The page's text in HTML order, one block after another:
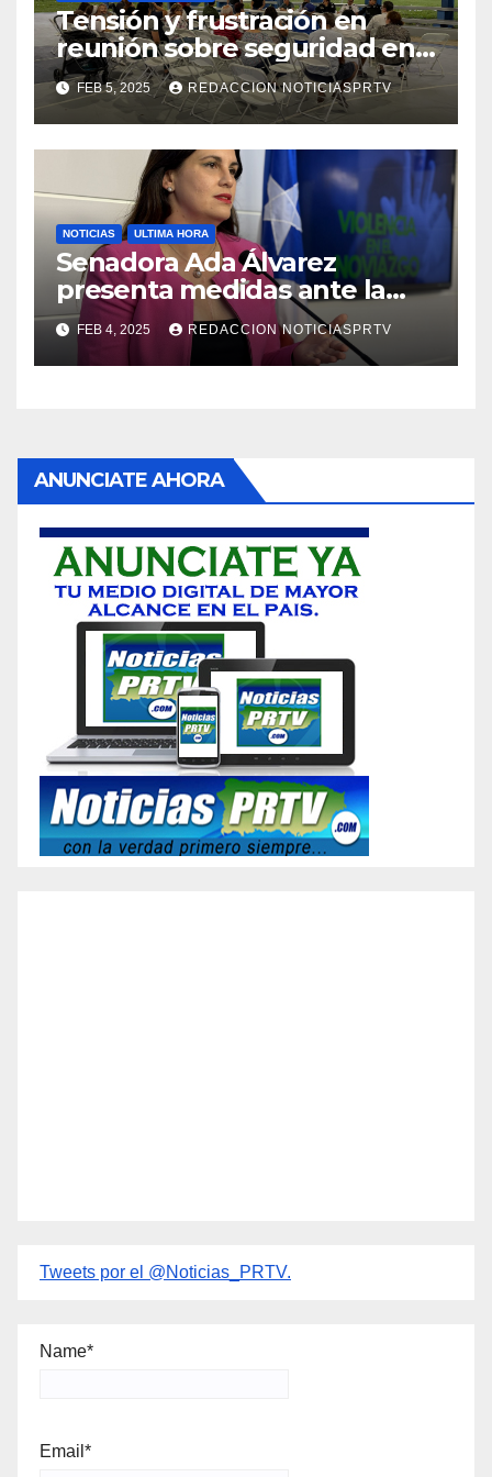
Tensión y frustración en
reunión sobre seguridad en
Reparto Metropolitano
FEB 5, 2025 REDACCION NOTICIASPRTV
NOTICIAS ULTIMA HORA
Senadora Ada Álvarez
presenta medidas ante la
violencia en el noviazgo
FEB 4, 2025 REDACCION NOTICIASPRTV
ANUNCIATE AHORA
Tweets por el @Noticias_PRTV.
Name*
Email*